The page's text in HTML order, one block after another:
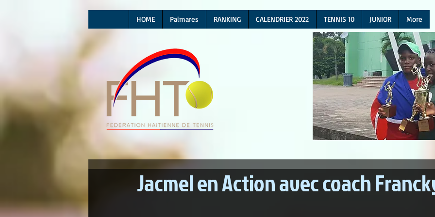
HOME Palmares RANKING CALENDRIER 2022 TENNIS 10 JUNIOR More
Jacmel en Action avec coach